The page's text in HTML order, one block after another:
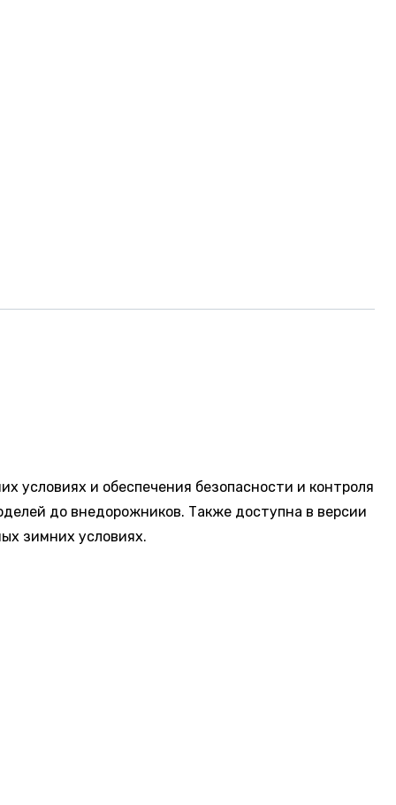
условиях и обеспечения безопасности и контроля
до внедорожников. Также доступна в версии
зимних условиях.